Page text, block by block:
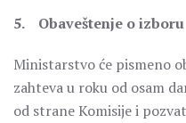
5. Obaveštenje o izboru
Ministarstvo će pismeno
zahteva u roku od osam
od strane Komisije i